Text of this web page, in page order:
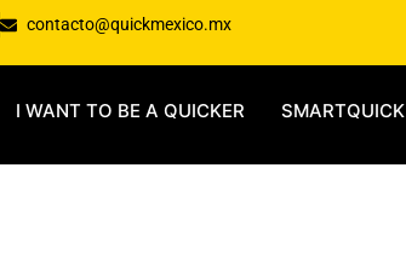
contacto@quickmexico.mx
I WANT TO BE A QUICKER SMARTQUICK